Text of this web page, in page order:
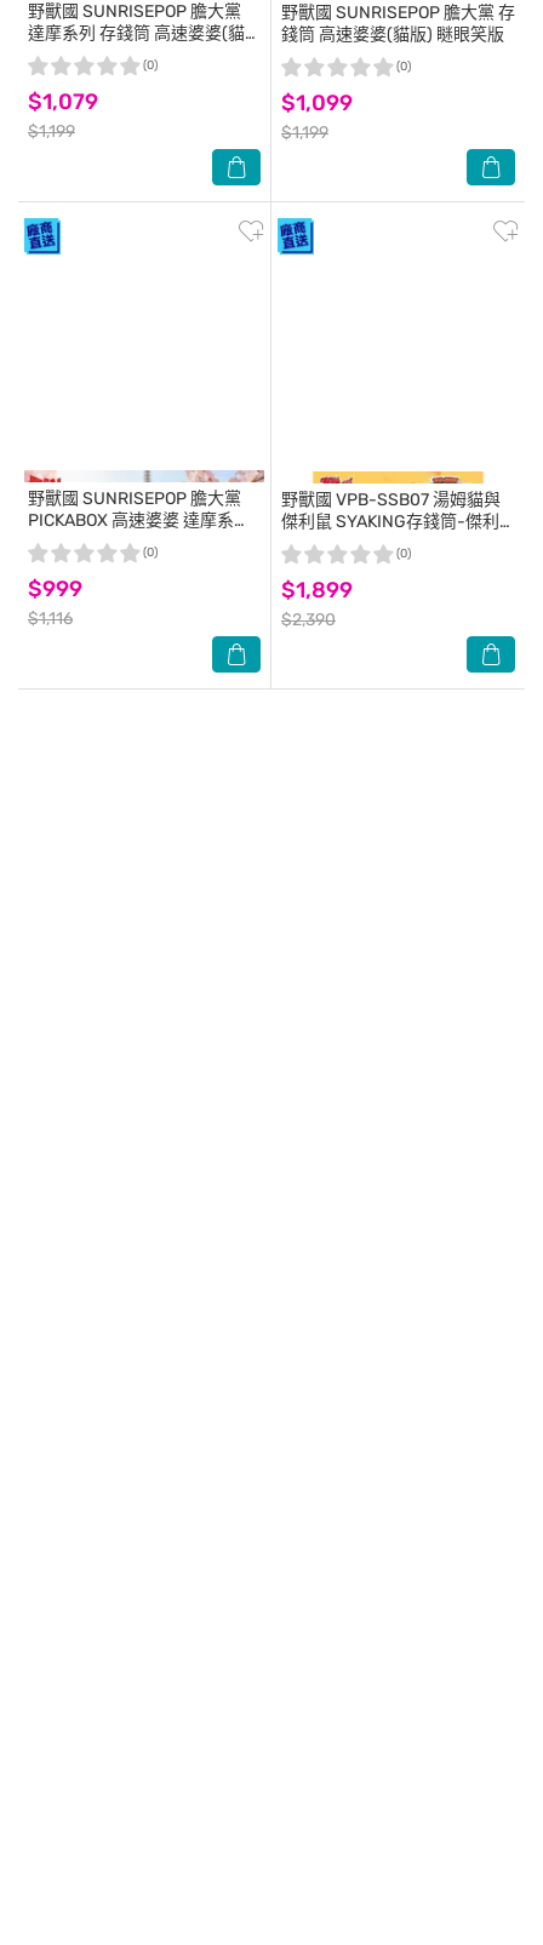
野獸國 SUNRISEPOP 膽大黨
達摩系列 存錢筒 高速婆婆(貓
版) 招財黃
$1,079
$1,199
(0)
野獸國 SUNRISEPOP 膽大黨 存
錢筒 高速婆婆(貓版) 瞇眼笑版
$1,099
$1,199
(0)
野獸國 SUNRISEPOP 膽大黨
PICKABOX 高速婆婆 達摩系列
盲盒套組(4入)
$999
$1,116
(0)
野獸國 VPB-SSB07 湯姆貓與
傑利鼠 SYAKING存錢筒-傑利
鼠款
$1,899
$2,390
(0)